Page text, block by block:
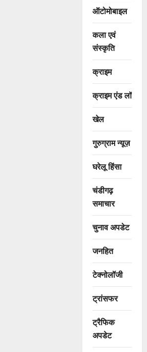
ऑटोमोबाइल
कला एवं
संस्कृति
क्राइम
क्राइम एंड लॉ
खेल
गुरुग्राम न्यूज़
घरेलू हिंसा
चंडीगढ़
समाचार
चुनाव अपडेट
जनहित
टेक्नोलॉजी
ट्रांसफर
ट्रैफिक
अपडेट